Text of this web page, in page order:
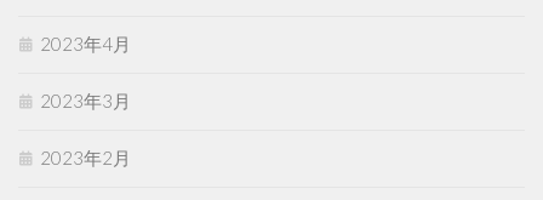
2023年4月
2023年3月
2023年2月